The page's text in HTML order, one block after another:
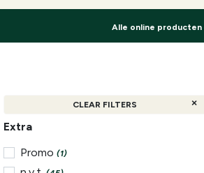
Alle online producten
CLEAR FILTERS
Extra
Promo (1)